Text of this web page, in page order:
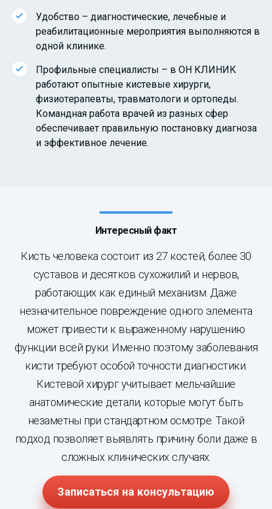
Удобство – диагностические, лечебные и
реабилитационные мероприятия выполняются в
одной клинике.
Профильные специалисты – в ОН КЛИНИК
работают опытные кистевые хирурги,
физиотерапевты, травматологи и ортопеды.
Командная работа врачей из разных сфер
обеспечивает правильную постановку диагноза
и эффективное лечение.
Интересный факт
Кисть человека состоит из 27 костей, более 30
суставов и десятков сухожилий и нервов,
работающих как единый механизм. Даже
незначительное повреждение одного элемента
может привести к выраженному нарушению
функции всей руки. Именно поэтому заболевания
кисти требуют особой точности диагностики.
Кистевой хирург учитывает мельчайшие
анатомические детали, которые могут быть
незаметны при стандартном осмотре. Такой
подход позволяет выявлять причину боли даже в
сложных клинических случаях.
Записаться на консультацию